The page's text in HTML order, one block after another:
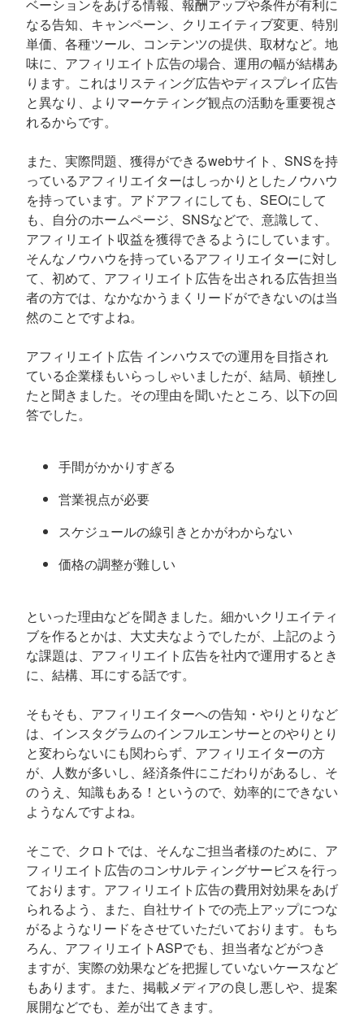
ベーションをあげる情報、報酬アップや条件が有利に
なる告知、キャンペーン、クリエイティブ変更、特別
単価、各種ツール、コンテンツの提供、取材など。地
味に、アフィリエイト広告の場合、運用の幅が結構あ
ります。これはリスティング広告やディスプレイ広告
と異なり、よりマーケティング観点の活動を重要視さ
れるからです。
また、実際問題、獲得ができるwebサイト、SNSを持
っているアフィリエイターはしっかりとしたノウハウ
を持っています。アドアフィにしても、SEOにして
も、自分のホームページ、SNSなどで、意識して、
アフィリエイト収益を獲得できるようにしています。
そんなノウハウを持っているアフィリエイターに対し
て、初めて、アフィリエイト広告を出される広告担当
者の方では、なかなかうまくリードができないのは当
然のことですよね。
アフィリエイト広告 インハウスでの運用を目指され
ている企業様もいらっしゃいましたが、結局、頓挫し
たと聞きました。その理由を聞いたところ、以下の回
答でした。
手間がかかりすぎる
営業視点が必要
スケジュールの線引きとかがわからない
価格の調整が難しい
といった理由などを聞きました。細かいクリエイティ
ブを作るとかは、大丈夫なようでしたが、上記のよう
な課題は、アフィリエイト広告を社内で運用するとき
に、結構、耳にする話です。
そもそも、アフィリエイターへの告知・やりとりなど
は、インスタグラムのインフルエンサーとのやりとり
と変わらないにも関わらず、アフィリエイターの方
が、人数が多いし、経済条件にこだわりがあるし、そ
のうえ、知識もある！というので、効率的にできない
ようなんですよね。
そこで、クロトでは、そんなご担当者様のために、ア
フィリエイト広告のコンサルティングサービスを行っ
ております。アフィリエイト広告の費用対効果をあげ
られるよう、また、自社サイトでの売上アップにつな
がるようなリードをさせていただいております。もち
ろん、アフィリエイトASPでも、担当者などがつき
ますが、実際の効果などを把握していないケースなど
もあります。また、掲載メディアの良し悪しや、提案
展開などでも、差が出てきます。